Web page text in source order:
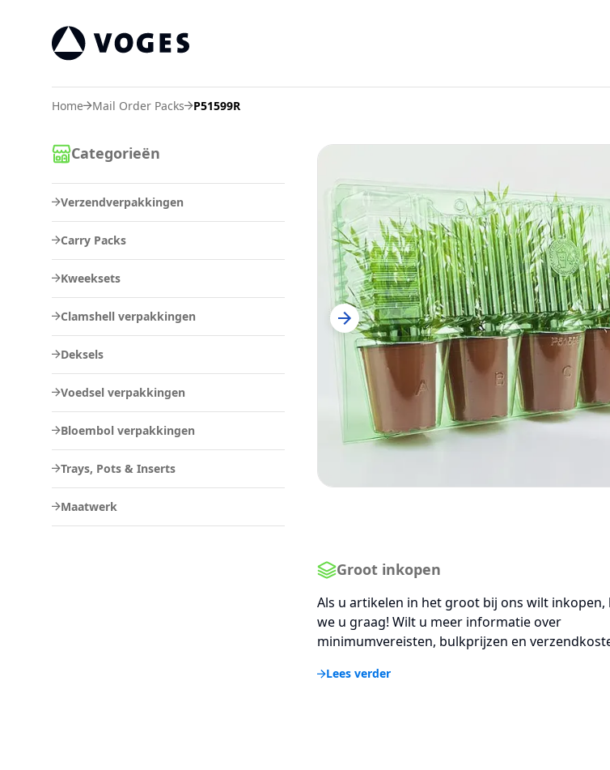
Home Mail Order Packs P51599R
Categorieën
Verzendverpakkingen
Carry Packs
Kweeksets
Clamshell verpakkingen
Deksels
Voedsel verpakkingen
Bloembol verpakkingen
Trays, Pots & Inserts
Maatwerk
Groot inkopen
Als u artikelen in het groot bij ons wilt inkopen,
we u graag! Wilt u meer informatie over
minimumvereisten, bulkprijzen en
Lees verder